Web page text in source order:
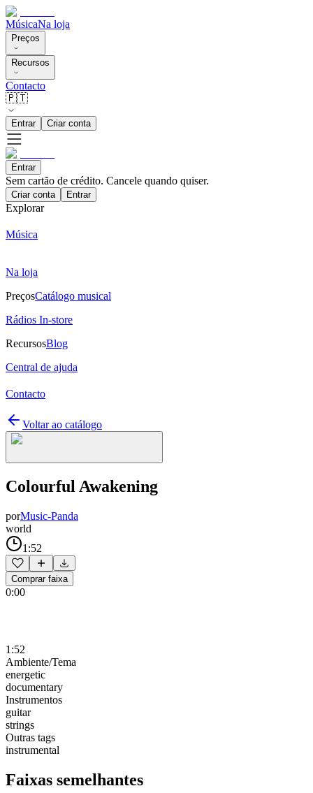
MúsicaNa loja
Preços
Recursos
Contacto
🇵🇹
Entrar Criar conta
Entrar
Sem cartão de crédito. Cancele quando quiser.
Criar conta Entrar
Explorar
Música
Na loja
PreçosCatálogo musical
Rádios In-store
RecursosBlog
Central de ajuda
Contacto
Voltar ao catálogo
Colourful Awakening
porMusic-Panda
world
1:52
Comprar faixa
0:00
1:52
Ambiente/Tema
energetic
documentary
Instrumentos
guitar
strings
Outras tags
instrumental
Faixas semelhantes